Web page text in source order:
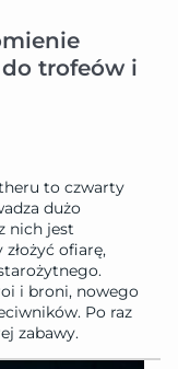
trofeów i
to czwarty
dużo
nich jest
ofiarę,
i broni, nowego
Po raz
zabawy.